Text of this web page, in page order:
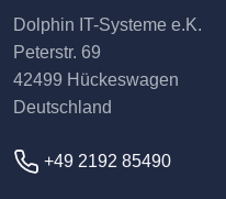
Dolphin IT-Systeme e.K.
Peterstr. 69
42499 Hückeswagen
Deutschland
+49 2192 85490